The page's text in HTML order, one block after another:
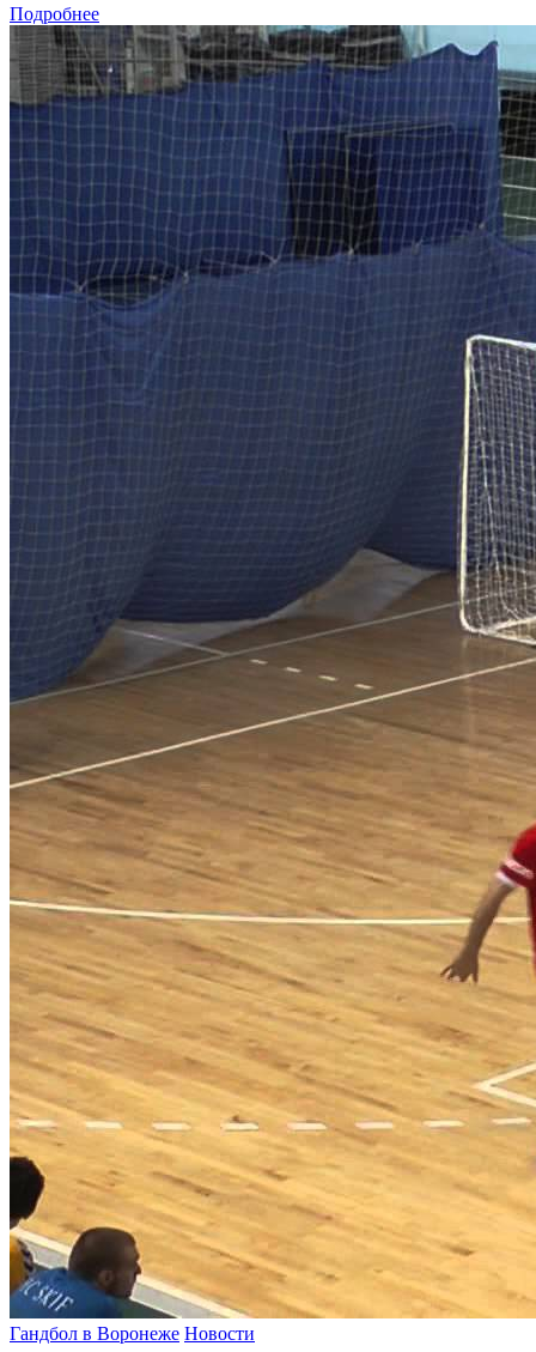
Подробнее
Гандбол в Воронеже Новости